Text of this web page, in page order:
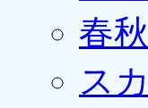
春
ス